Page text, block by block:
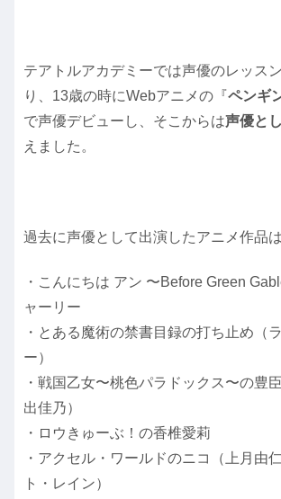
テアトルアカデミーでは声優のレッス
り、13歳の時にWebアニメの『ペンギ
で声優デビューし、そこからは声優と
えました。
過去に声優として出演したアニメ作品は
・こんにちは アン 〜Before Green
ャーリー
・とある魔術の禁書目録の打ち止め（
ー）
・戦国乙女〜桃色パラドックス〜の豊
出佳乃）
・ロウきゅーぶ！の香椎愛莉
・アクセル・ワールドのニコ（上月由
ト・レイン）